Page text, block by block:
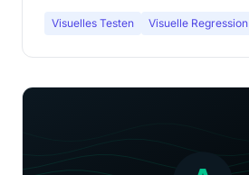
Visuelles Testen Visuelle Regression